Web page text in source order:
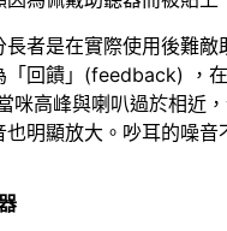
者是在實際使用後難
回饋」(feedback) ，
咪高峰與喇叭過於相近
明顯放大。吵耳的噪